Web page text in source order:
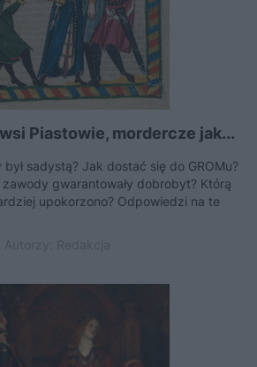
Piastowie, mordercze jak...
był sadystą? Jak dostać się do GROMu?
gwarantowały dobrobyt? Którą
upokorzono? Odpowiedzi na te